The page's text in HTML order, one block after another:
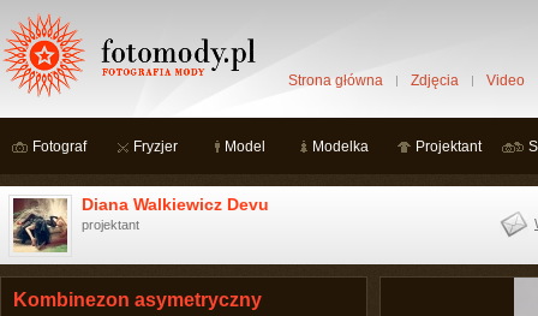
Strona główna Zdjęcia Video
Fotograf Fryzjer Model Modelka Projektant
Diana Walkiewicz Devu
projektant
Kombinezon asymetryczny